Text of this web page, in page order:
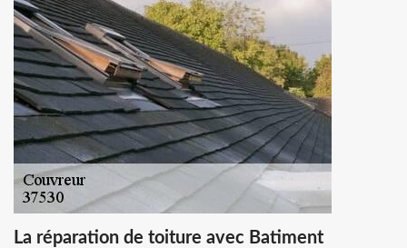
La réparation de toiture avec Batiment